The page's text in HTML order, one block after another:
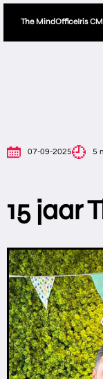
The MindOfficeIris
07-09-2025 5
15 jaar